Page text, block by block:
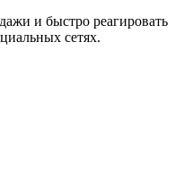
и быстро реагировать
сетях.